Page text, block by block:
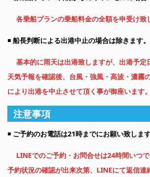
各乗船プランの乗船料金の全額を申受け致
◾️ 船長判断による出港中止の場合は除きます。
基本的に雨天は出港致しますが、出港予定
天気予報を確認後、台風・強風・高波・濃霧
により出港を中止させて頂く事が御座います。
注意事項
◾️ ご予約のお電話は21時までにお願い致します
LINEでのご予約・お問合せは24時間いつで
予約状況の確認が出来次第、LINEにて返信連